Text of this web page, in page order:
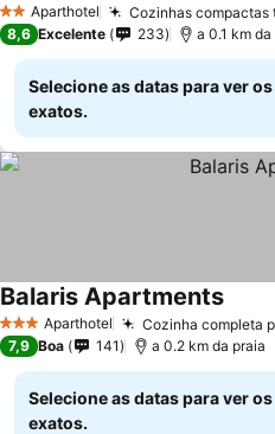
2 EstrelasAparthotel Cozinhas compactas
8,6 Excelente 233 a 0.1 km da
Selecione as datas para ver
exatos.
3 EstrelasAparthotel Cozinha completa
Balaris Apartments
7,9 Boa 141 a 0.2 km da praia
Selecione as datas para ver
exatos.